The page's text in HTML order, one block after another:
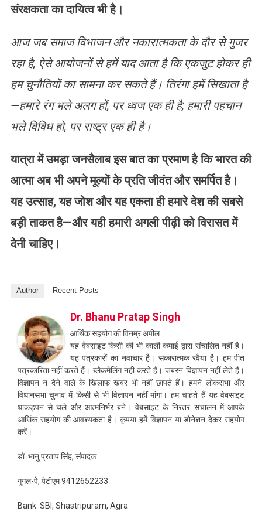
संरक्षकता का दायित्व भी है।
आज जब समाज विभाजन और नकारात्मकता के दौर से गुजर
रहा है, ऐसे आयोजनों से हमें याद आता है कि एकजुट होकर ही
हम चुनौतियों का सामना कर सकते हैं। तिरंगा हमें सिखाता है
—हमारे रंग भले अलग हों, पर ध्वज एक ही है; हमारी पहचान
भले विविध हो, पर राष्ट्र एक ही है।
यात्रा में उमड़ा जनसैलाब इस बात का प्रमाण है कि भारत की
आत्मा अब भी अपने मूल्यों के प्रति जीवंत और समर्पित है।
यह उत्साह, यह जोश और यह एकता ही हमारे देश की सबसे
बड़ी ताकत है—और यही हमारी अगली पीढ़ी को विरासत में
देनी चाहिए।
Author Recent Posts
Dr. Bhanu Pratap Singh
आर्थिक सहयोग की विनम्र अपील
यह वेबसाइट किसी की भी काली कमाई द्वारा संचालित नहीं है।
यह पत्रकारों का नवाचार है। सकारात्मक रवैया है। हम पीत
पत्रकारिता नहीं करते हैं। ब्लैकमेलिंग नहीं करते हैं। जबरन विज्ञापन नहीं लेते हैं।
विज्ञापन न देने वाले के खिलाफ खबर भी नहीं छापते हैं। हमने लोकसभा और
विधानसभा चुनाव में किसी से भी विज्ञापन नहीं मांगा। हम चाहते हैं यह वेबसाइट
धाकड़पन से चले और आत्मनिर्भर बने। वेबसाइट के निरंतर संचालन में आपके
आर्थिक सहयोग की आवश्यकता है। कृपया हमें विज्ञापन या डोनेशन देकर सहयोग
करें।
डॉ. भानु प्रताप सिंह, संपादक
गूगल-पे, पेटीएम 9412652233
Bank: SBI, Shastripuram, Agra